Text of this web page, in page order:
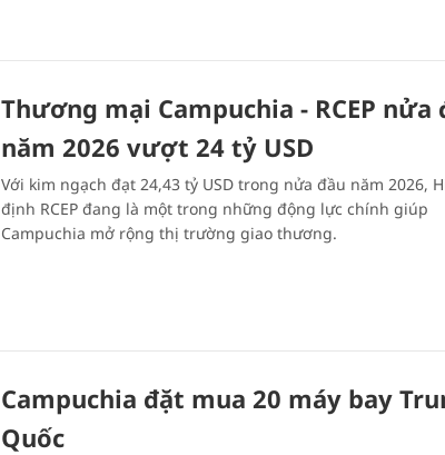
Thương mại Campuchia - RCEP nửa
năm 2026 vượt 24 tỷ USD
Với kim ngạch đạt 24,43 tỷ USD trong nửa đầu năm 2026,
định RCEP đang là một trong những động lực chính giúp
Campuchia mở rộng thị trường giao thương.
Campuchia đặt mua 20 máy bay
Quốc